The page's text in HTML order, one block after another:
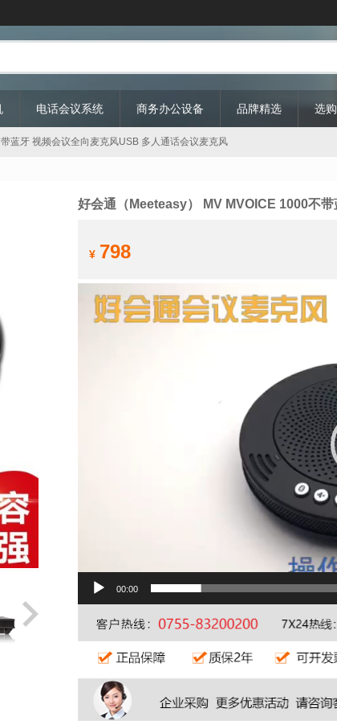
电话会议系统 商务办公设备 品牌精选 选
蓝牙 视频会议全向麦克风USB 多人通话会议麦克风
好会通（Meeteasy） MV MVOICE 1000不
¥ 798
00:00